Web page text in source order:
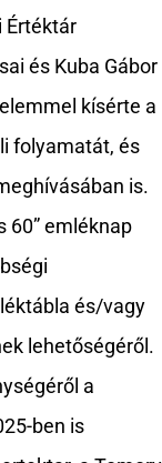
Értéktár
és Kuba Gábor
kísérte a
folyamatát, és
is.
60” emléknap
és/vagy
lehetőségéről.
a
ben is